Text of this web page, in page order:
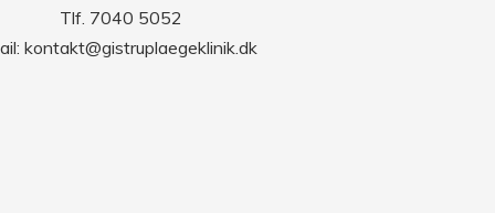
Tlf. 7040 5052
kontakt@gistruplaegeklinik.dk